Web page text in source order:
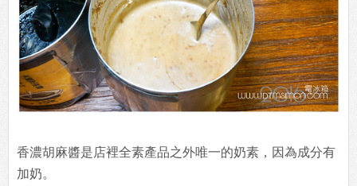
香濃胡麻醬是店裡全素產品之外唯一的奶素，因為成分有
加奶。